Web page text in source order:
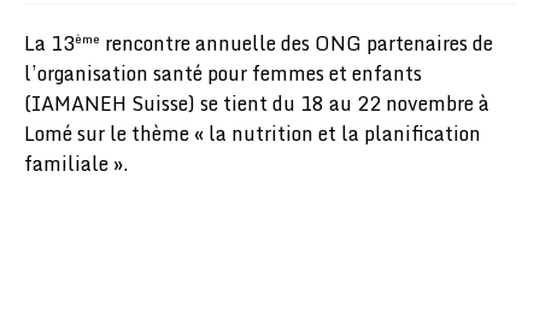
La 13ème rencontre annuelle des ONG partenaires de
l’organisation santé pour femmes et enfants
(IAMANEH Suisse) se tient du 18 au 22 novembre à
Lomé sur le thème « la nutrition et la planification
familiale ».